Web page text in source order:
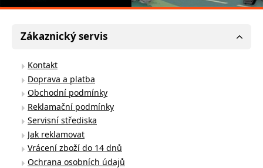
Zákaznický servis
Kontakt
Doprava a platba
Obchodní podmínky
Reklamační podmínky
Servisní střediska
Jak reklamovat
Vrácení zboží do 14 dnů
Ochrana osobních údajů